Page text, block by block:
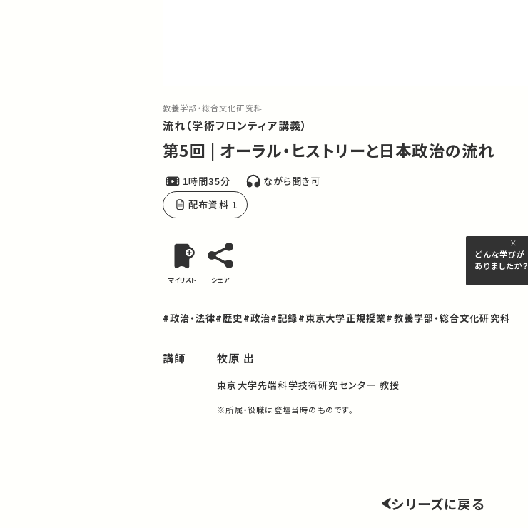
教養学部・総合文化研究科
流れ（学術フロンティア講義）
第5回 | オーラル・ヒストリーと日本政治の流れ
1時間35分
ながら聞き可
配布資料 1
マイリスト シェア
どんな学びが
ありましたか？
#政治・法律#歴史#政治#記録#東京大学正規授業#教養学部・総合文化研究科
講師 牧原 出
東京大学先端科学技術研究センター 教授
※所属・役職は登壇当時のものです。
シリーズに戻る